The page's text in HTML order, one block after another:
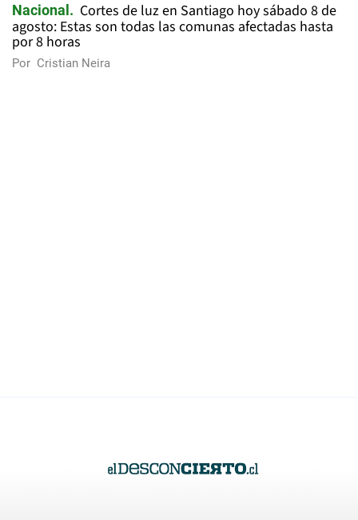
Nacional
Cortes de luz en Santiago hoy sábado 8 de
agosto: Estas son todas las comunas afectadas hasta
por 8 horas
Por Cristian Neira